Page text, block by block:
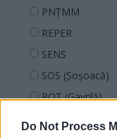
Do Not Process
PNȚMM
REPER
SENS
SOS (Șoșoacă)
POT (Gavrilă)